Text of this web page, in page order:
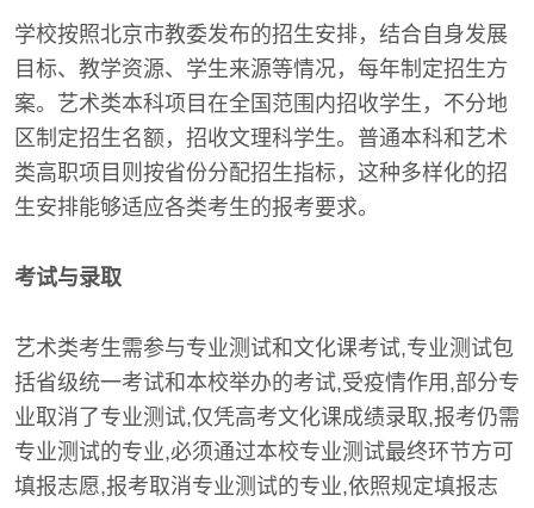
学校按照北京市教委发布的招生安排，结合自身发展
目标、教学资源、学生来源等情况，每年制定招生方
案。艺术类本科项目在全国范围内招收学生，不分地
区制定招生名额，招收文理科学生。普通本科和艺术
类高职项目则按省份分配招生指标，这种多样化的招
生安排能够适应各类考生的报考要求。
考试与录取
艺术类考生需参与专业测试和文化课考试,专业测试包
括省级统一考试和本校举办的考试,受疫情作用,部分专
业取消了专业测试,仅凭高考文化课成绩录取,报考仍需
专业测试的专业,必须通过本校专业测试最终环节方可
填报志愿,报考取消专业测试的专业,依照规定填报志